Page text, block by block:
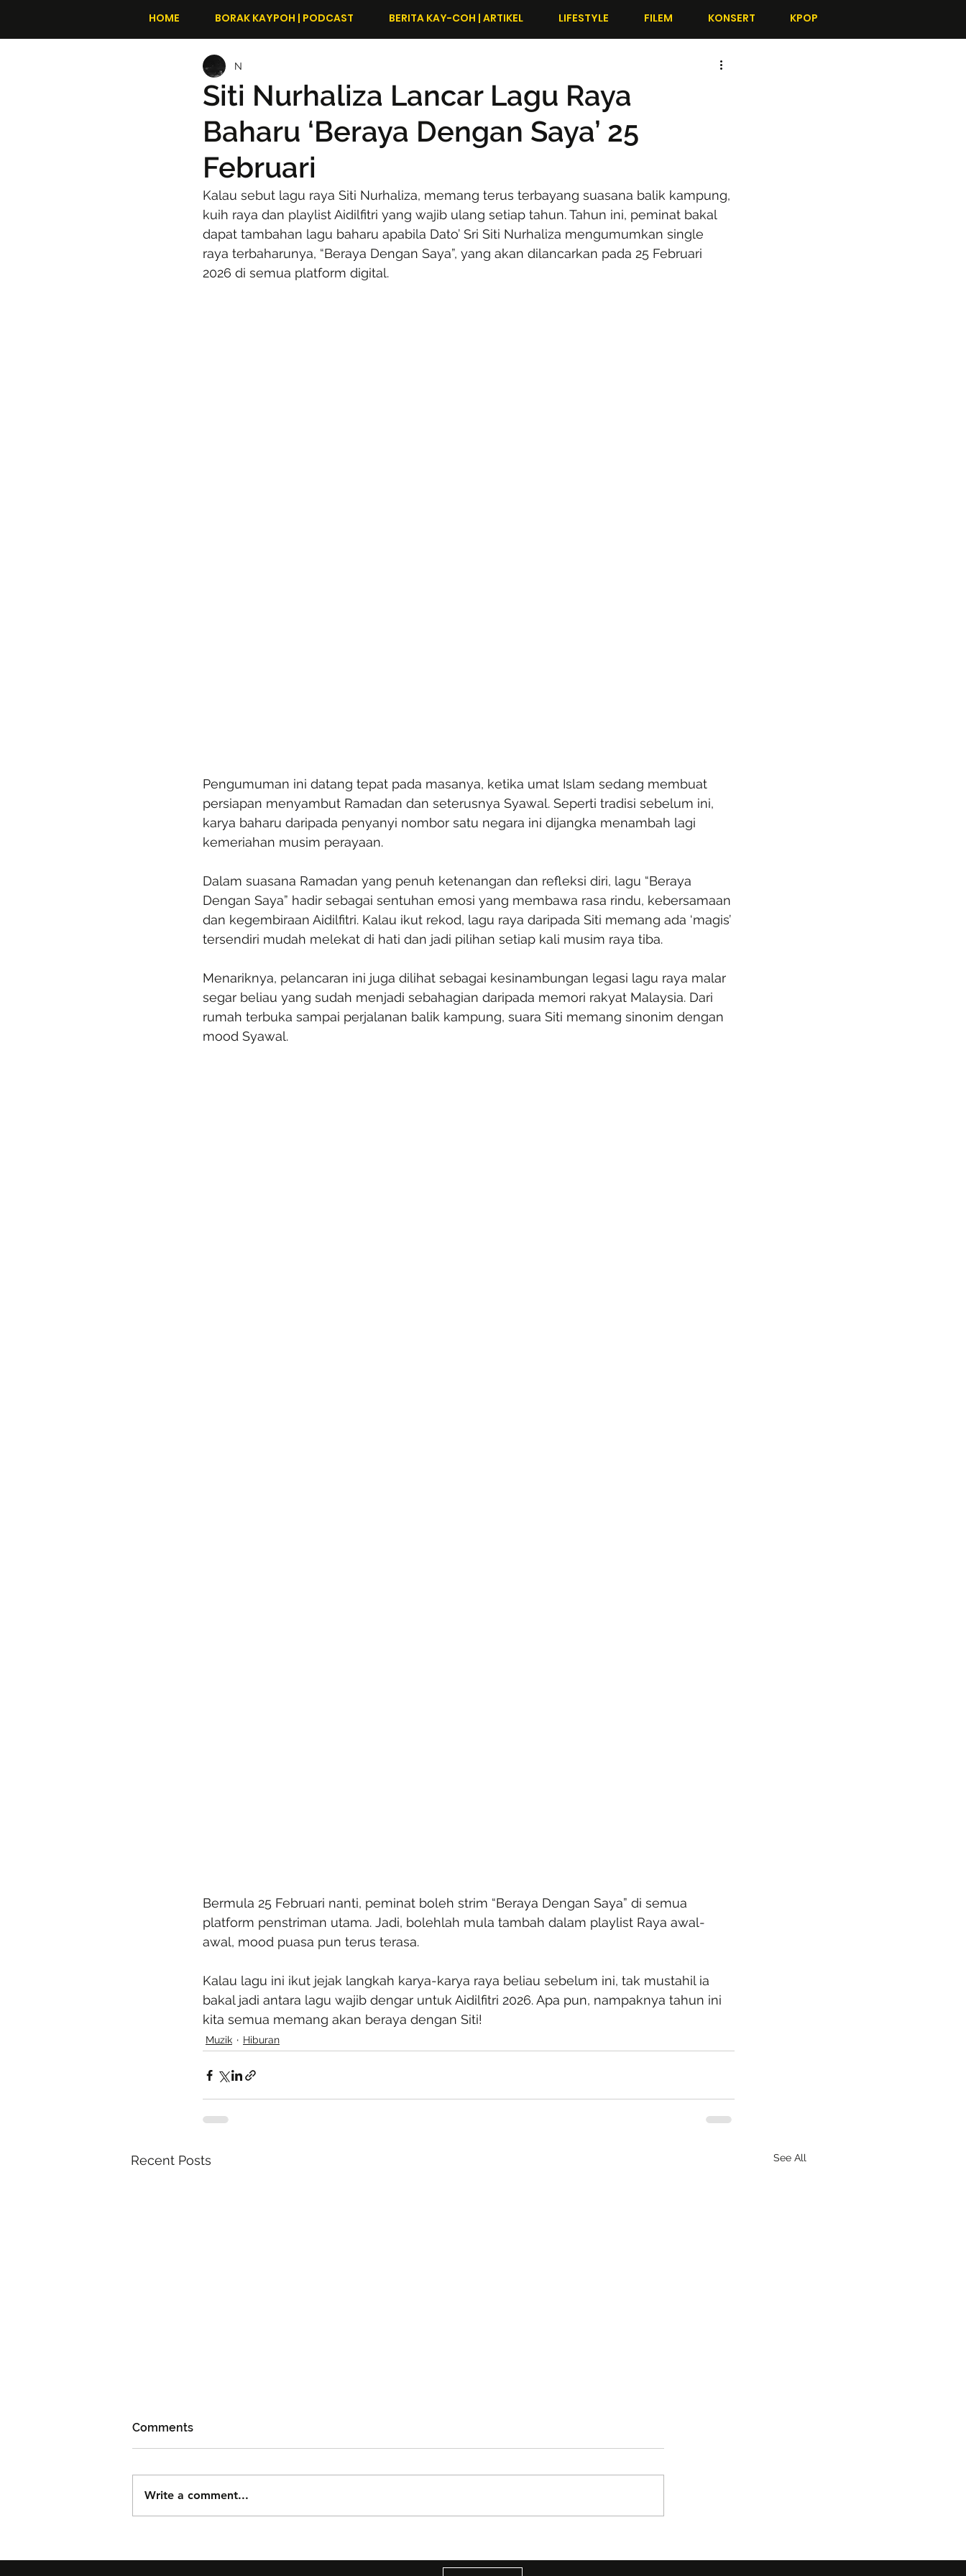
HOME BORAK KAYPOH | PODCAST BERITA KAY-COH | ARTIKEL LIFESTYLE FILEM KONSERT KPOP
Siti Nurhaliza Lancar Lagu Raya
Baharu ‘Beraya Dengan Saya’ 25
Februari
N
Kalau sebut lagu raya Siti Nurhaliza, memang terus terbayang suasana balik kampung,
kuih raya dan playlist Aidilfitri yang wajib ulang setiap tahun. Tahun ini, peminat bakal
dapat tambahan lagu baharu apabila Dato’ Sri Siti Nurhaliza mengumumkan single
raya terbaharunya, “Beraya Dengan Saya”, yang akan dilancarkan pada 25 Februari
2026 di semua platform digital.
Pengumuman ini datang tepat pada masanya, ketika umat Islam sedang membuat
persiapan menyambut Ramadan dan seterusnya Syawal. Seperti tradisi sebelum ini,
karya baharu daripada penyanyi nombor satu negara ini dijangka menambah lagi
kemeriahan musim perayaan.
Dalam suasana Ramadan yang penuh ketenangan dan refleksi diri, lagu “Beraya
Dengan Saya” hadir sebagai sentuhan emosi yang membawa rasa rindu, kebersamaan
dan kegembiraan Aidilfitri. Kalau ikut rekod, lagu raya daripada Siti memang ada ‘magis’
tersendiri mudah melekat di hati dan jadi pilihan setiap kali musim raya tiba.
Menariknya, pelancaran ini juga dilihat sebagai kesinambungan legasi lagu raya malar
segar beliau yang sudah menjadi sebahagian daripada memori rakyat Malaysia. Dari
rumah terbuka sampai perjalanan balik kampung, suara Siti memang sinonim dengan
mood Syawal.
Bermula 25 Februari nanti, peminat boleh strim “Beraya Dengan Saya” di semua
platform penstriman utama. Jadi, bolehlah mula tambah dalam playlist Raya awal-
awal, mood puasa pun terus terasa.
Kalau lagu ini ikut jejak langkah karya-karya raya beliau sebelum ini, tak mustahil ia
bakal jadi antara lagu wajib dengar untuk Aidilfitri 2026. Apa pun, nampaknya tahun ini
kita semua memang akan beraya dengan Siti!
Muzik Hiburan
Recent Posts See All
Dijual Bermula 21 Ogos
Comments
Write a comment...